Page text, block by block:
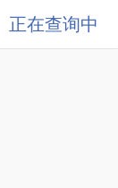
正在查询中